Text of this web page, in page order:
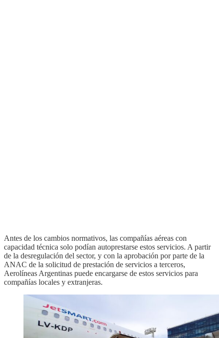
Antes de los cambios normativos, las compañías aéreas con
capacidad técnica solo podían autoprestarse estos servicios. A partir
de la desregulación del sector, y con la aprobación por parte de la
ANAC de la solicitud de prestación de servicios a terceros,
Aerolíneas Argentinas puede encargarse de estos servicios para
compañías locales y extranjeras.